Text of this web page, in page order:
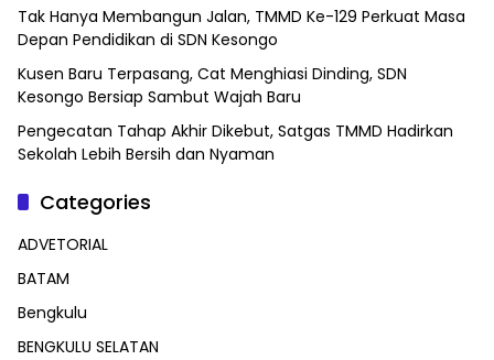
Tak Hanya Membangun Jalan, TMMD Ke-129 Perkuat Masa
Depan Pendidikan di SDN Kesongo
Kusen Baru Terpasang, Cat Menghiasi Dinding, SDN
Kesongo Bersiap Sambut Wajah Baru
Pengecatan Tahap Akhir Dikebut, Satgas TMMD Hadirkan
Sekolah Lebih Bersih dan Nyaman
Categories
ADVETORIAL
BATAM
Bengkulu
BENGKULU SELATAN